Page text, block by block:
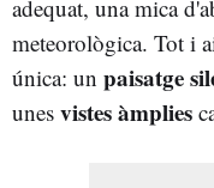
adequat, una mica
meteorològica. Tot i
única: un paisatge
unes vistes àmplies